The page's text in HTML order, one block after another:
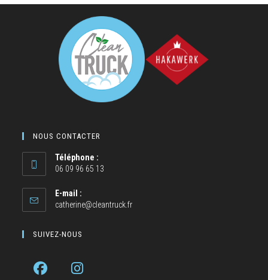
NOUS CONTACTER
Téléphone :
06 09 96 65 13
E-mail :
catherine@cleantruck.fr
SUIVEZ-NOUS